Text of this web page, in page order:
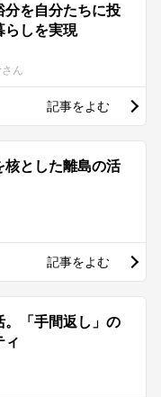
を自分たちに投
らしを実現
ん
記事をよむ
とした離島の活
記事をよむ
。「手間返し」の
ィ